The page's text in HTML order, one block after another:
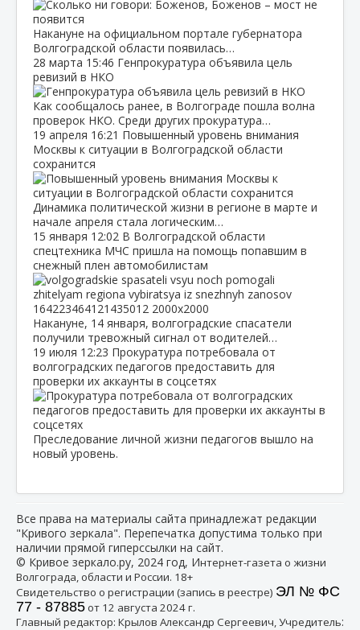
Накануне на официальном портале губернатора
Волгоградской области появилась…
28 марта 15:46 Генпрокуратура объявила цель
ревизий в НКО
Как сообщалось ранее, в Волгограде пошла волна
проверок НКО. Среди других прокуратура…
19 апреля 16:21 Повышенный уровень внимания
Москвы к ситуации в Волгоградской области
сохранится
Динамика политической жизни в регионе в марте и
начале апреля стала логическим…
15 января 12:02 В Волгоградской области
спецтехника МЧС пришла на помощь попавшим в
снежный плен автомобилистам
Накануне, 14 января, волгоградские спасатели
получили тревожный сигнал от водителей…
19 июля 12:23 Прокуратура потребовала от
волгоградских педагогов предоставить для
проверки их аккаунты в соцсетях
Преследование личной жизни педагогов вышло на
новый уровень.
Все права на материалы сайта принадлежат редакции
"Кривого зеркала". Перепечатка допустима только при
наличии прямой гиперссылки на сайт.
© Кривое зеркало.ру, 2024 год, Интернет-газета о жизни
Волгограда, области и России. 18+
Свидетельство о регистрации (запись в реестре) ЭЛ № ФС
77 - 87885от 12 августа 2024 г.
Главный редактор: Крылов Александр Сергеевич, Учредитель: